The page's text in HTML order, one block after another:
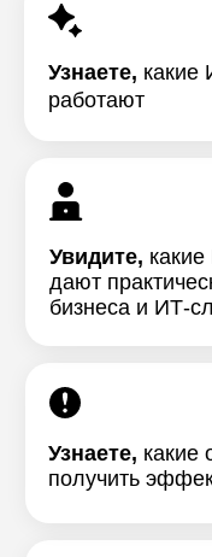
Узнаете, какие
получить
Увидите,
дают
бизнеса и ИТ-
Узнаете, какие
работают